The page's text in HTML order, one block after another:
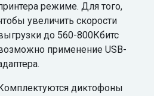
режиме. Для того,
увеличить скорости
до 560-800Кбитс
применение USB-
диктофоны